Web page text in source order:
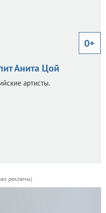
0+
Анита Цой
артисты.
рекламы)